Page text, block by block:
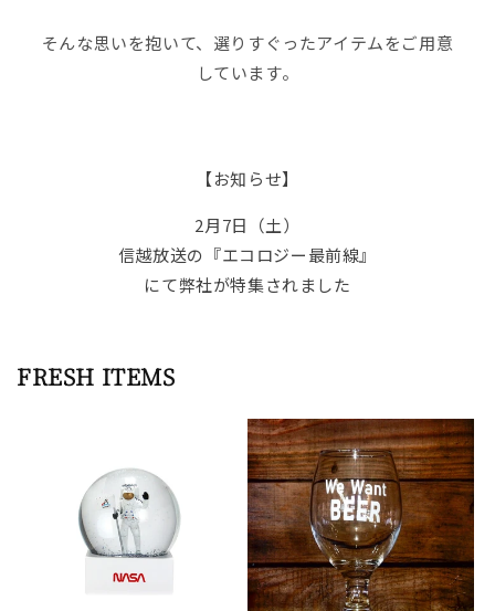
そんな思いを抱いて、選りすぐったアイテムをご用意
しています。
【お知らせ】
2月7日（土）
信越放送の『エコロジー最前線』
にて弊社が特集されました
FRESH ITEMS